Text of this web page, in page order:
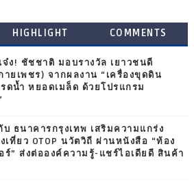
HIGHLIGHT COMMENTS
จ๋ง! ชัชชาติ มอบรางวัล เยาวชนดี
ายเพชร) จากผลงาน “เครื่องขุดดิน
ดน้ำ หยอดเมล็ด ด้วยโปรแกรม
ธนาคารกรุงเทพ เสริมความแกร่ง
ที่ยว OTOP นวัตวิถี ผ่านหนังสือ “ท้อง
ร์” ส่งต่อองค์ความรู้-แชร์ไอเดียดี สินค้า